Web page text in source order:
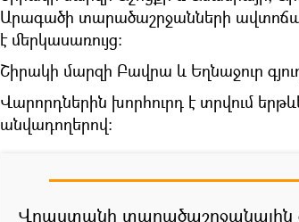
Արագածի տարածաշրջանների
է մերկասառույց:
Շիրակի մարզի Բավրա և Եղնաջուր
Վարորդներին խորհուրդ է տրվում
անվադողերով։
Վրաստանի տարածաշրջանային